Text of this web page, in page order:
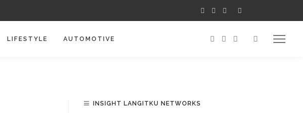
LIFESTYLE AUTOMOTIVE
INSIGHT LANGITKU NETWORKS